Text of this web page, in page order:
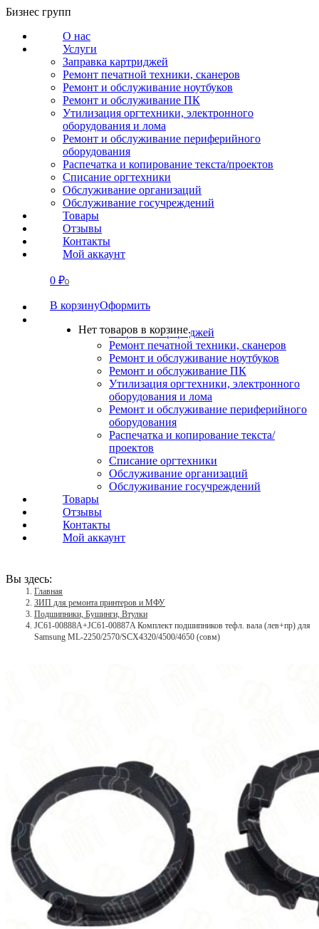
Перейти
содержанию
Бизнес групп
О нас
Услуги
Заправка картриджей
Ремонт печатной техники, сканеров
Ремонт и обслуживание ноутбуков
Ремонт и обслуживание ПК
Утилизация оргтехники, электронного
оборудования и лома
Ремонт и обслуживание периферийного
оборудования
Распечатка и копирование текста/проектов
Списание оргтехники
Обслуживание организаций
Обслуживание госучреждений
Товары
Отзывы
Контакты
Мой аккаунт
0 ₽0
В корзинуОформить
Нет товаров в корзине.
СВЯЗАТЬСЯ
О нас
Заправка картриджей
Ремонт печатной техники, сканеров
Ремонт и обслуживание ноутбуков
Ремонт и обслуживание ПК
Утилизация оргтехники, электронного
оборудования и лома
Ремонт и обслуживание периферийного
оборудования
Распечатка и копирование текста/
проектов
Списание оргтехники
Обслуживание организаций
Обслуживание госучреждений
Товары
Отзывы
Контакты
Мой аккаунт
Вы здесь:
Главная
ЗИП для ремонта принтеров и МФУ
Подшипники, Бушинги, Втулки
JC61-00888A+JC61-00887A Комплект подшипников тефл. вала (лев+пр) для
Samsung ML-2250/2570/SCX4320/4500/4650 (совм)